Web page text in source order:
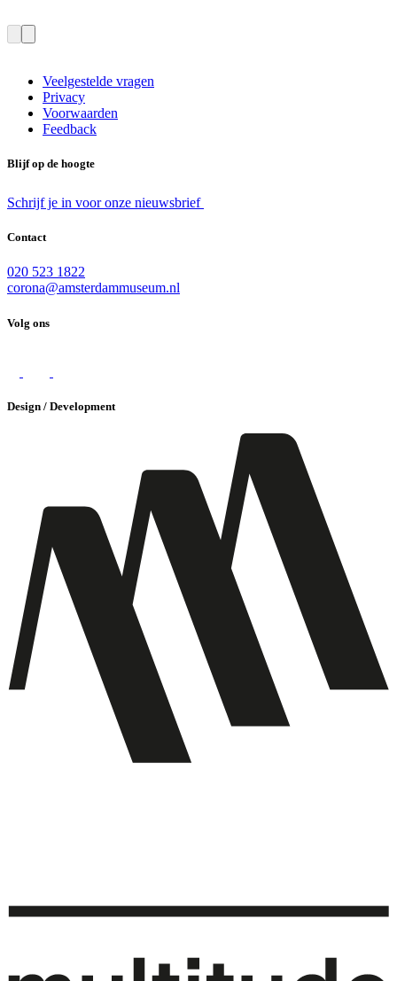
Veelgestelde vragen
Privacy
Voorwaarden
Feedback
Blijf op de hoogte
Schrijf je in voor onze nieuwsbrief
Contact
020 523 1822
corona@amsterdammuseum.nl
Volg ons
Design / Development